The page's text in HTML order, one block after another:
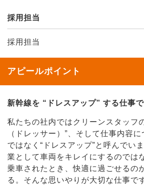
採用担当
採用担当
アピールポイント
新幹線を “ドレスアップ” する仕事で
私たちの社内ではクリーンスタッフ
（ドレッサー）”、そして仕事内容に
ではなく“ドレスアップ”と呼んでい
業として車両をキレイにするのでは
乗車されたとき、快適に過ごせるの
る。そんな思いやりが大切な仕事で